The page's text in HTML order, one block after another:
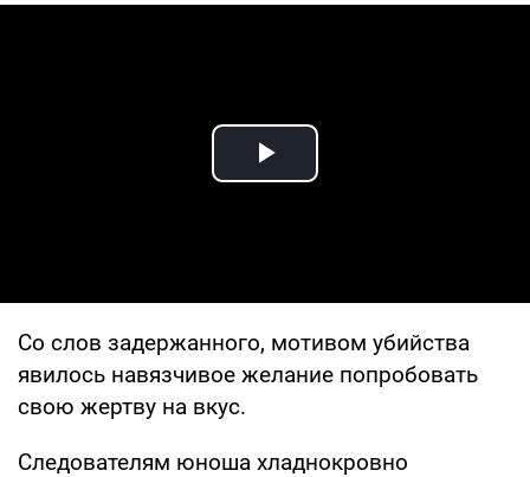
Play Video
Со слов задержанного, мотивом убийства
явилось навязчивое желание попробовать
свою жертву на вкус.
Следователям юноша хладнокровно